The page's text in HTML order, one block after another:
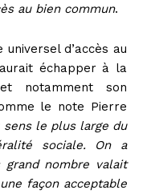
au bien commun.
d’accès au
échapper à la
notamment son
le note Pierre
le plus large du
sociale. On a
grand nombre valait
façon acceptable